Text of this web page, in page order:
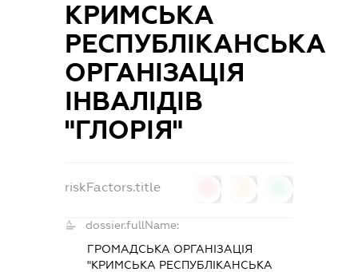
КРИМСЬКА
РЕСПУБЛІКАНСЬКА
ОРГАНІЗАЦІЯ
ІНВАЛІДІВ
"ГЛОРІЯ"
riskFactors.title
dossier.fullName:
ГРОМАДСЬКА ОРГАНІЗАЦІЯ
"КРИМСЬКА РЕСПУБЛІКАНСЬКА